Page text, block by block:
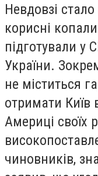
Невдовзі
корисні
підготували у
України.
не міститься
отримати Київ
Америці своїх
чиновників,